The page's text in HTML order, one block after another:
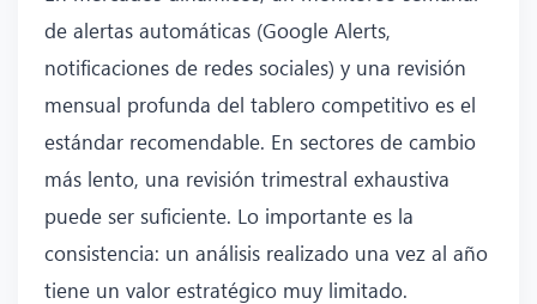
de alertas automáticas (Google Alerts,
notificaciones de redes sociales) y una revisión
mensual profunda del tablero competitivo es el
estándar recomendable. En sectores de cambio
más lento, una revisión trimestral exhaustiva
puede ser suficiente. Lo importante es la
consistencia: un análisis realizado una vez al año
tiene un valor estratégico muy limitado.